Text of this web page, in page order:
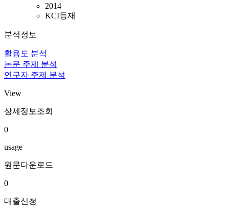
2014
KCI등재
분석정보
활용도 분석
논문 주제 분석
연구자 주제 분석
View
상세정보조회
0
usage
원문다운로드
0
대출신청